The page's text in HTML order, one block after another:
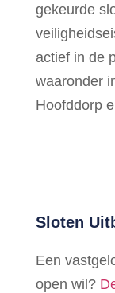
gekeurde
actief in de
waaronder
Hoofddorp
Sloten
Een
open wil?